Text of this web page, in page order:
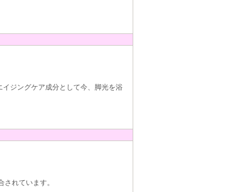
ジングケア成分として今、脚光を浴
れています。